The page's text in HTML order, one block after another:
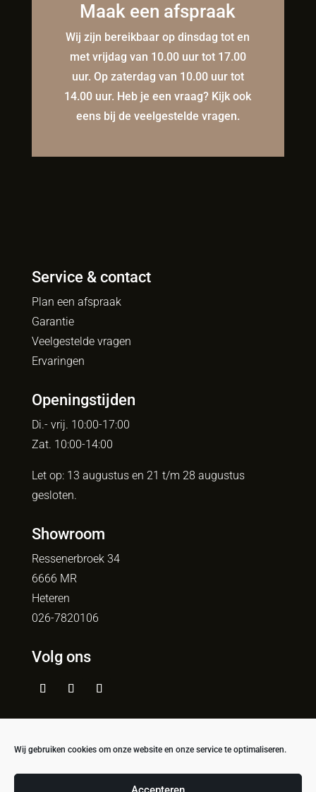
Wij gebruiken cookies om onze website en onze service te optimaliseren.
Maak een afspraak
Wij zijn bereikbaar op dinsdag tot en
met vrijdag van 10.00 uur tot 17.00
uur. Op zaterdag van 10.00 uur tot
14.00 uur. Heb je een vraag? Kijk ook
eens bij de veelgestelde vragen.
Service & contact
Plan een afspraak
Garantie
Veelgestelde vragen
Ervaringen
Openingstijden
Di.- vrij. 10:00-17:00
Zat. 10:00-14:00
Let op: 13 augustus en 21 t/m 28 augustus
gesloten.
Showroom
Ressenerbroek 34
6666 MR
Heteren
026-7820106
Volg ons
Algemene voorwaarden
beleid